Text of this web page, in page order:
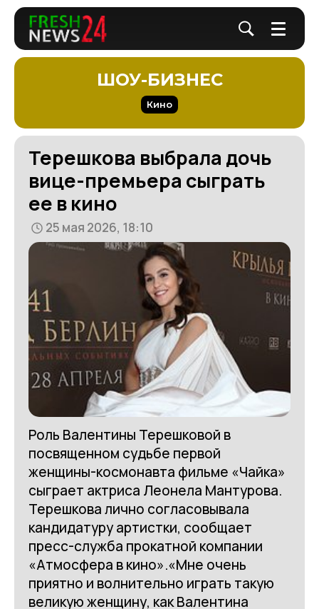
ШОУ-БИЗНЕС
Кино
Терешкова выбрала дочь
вице-премьера сыграть
ее в кино
25 мая 2026, 18:10
Роль Валентины Терешковой в
посвященном судьбе первой
женщины-космонавта фильме «Чайка»
сыграет актриса Леонела Мантурова.
Терешкова лично согласовывала
кандидатуру артистки, сообщает
пресс-служба прокатной компании
«Атмосфера в кино».«Мне очень
приятно и волнительно играть такую
великую женщину, как Валентина